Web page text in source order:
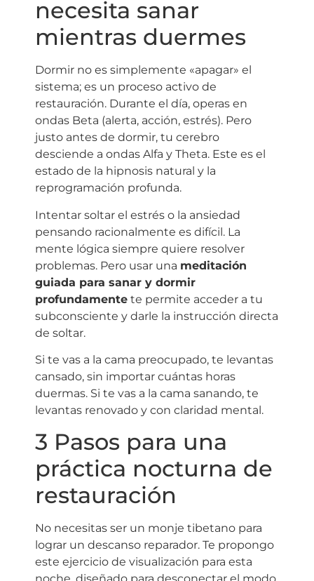
necesita sanar
mientras duermes
Dormir no es simplemente «apagar» el
sistema; es un proceso activo de
restauración. Durante el día, operas en
ondas Beta (alerta, acción, estrés). Pero
justo antes de dormir, tu cerebro
desciende a ondas Alfa y Theta. Este es el
estado de la hipnosis natural y la
reprogramación profunda.
Intentar soltar el estrés o la ansiedad
pensando racionalmente es difícil. La
mente lógica siempre quiere resolver
problemas. Pero usar una meditación
guiada para sanar y dormir
profundamente te permite acceder a tu
subconsciente y darle la instrucción directa
de soltar.
Si te vas a la cama preocupado, te levantas
cansado, sin importar cuántas horas
duermas. Si te vas a la cama sanando, te
levantas renovado y con claridad mental.
3 Pasos para una
práctica nocturna de
restauración
No necesitas ser un monje tibetano para
lograr un descanso reparador. Te propongo
este ejercicio de visualización para esta